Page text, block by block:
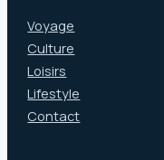
Voyage
Culture
Loisirs
Lifestyle
Contact